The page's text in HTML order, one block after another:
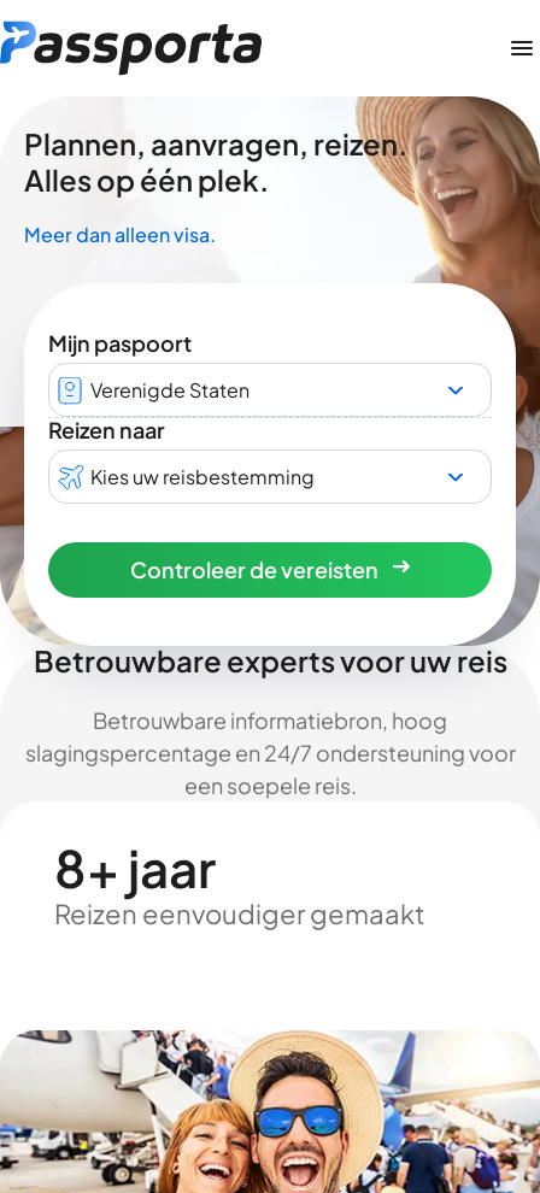
Plannen, aanvragen, reizen.
Alles op één plek.
Meer dan alleen visa.
Mijn paspoort
Verenigde Staten
Reizen naar
Kies uw reisbestemming
Controleer de vereisten
Betrouwbare experts voor uw reis
Betrouwbare informatiebron, hoog
slagingspercentage en 24/7 ondersteuning voor
een soepele reis.
8+ jaar
Reizen eenvoudiger gemaakt